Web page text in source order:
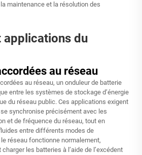
maintenance et la résolution des
applications du
au réseau
au réseau, un onduleur de batterie
entre les systèmes de stockage d’énergie
du réseau public. Ces applications exigent
se synchronise précisément avec les
et de fréquence du réseau, tout en
entre différents modes de
réseau fonctionne normalement,
charger les batteries à l’aide de l’excédent